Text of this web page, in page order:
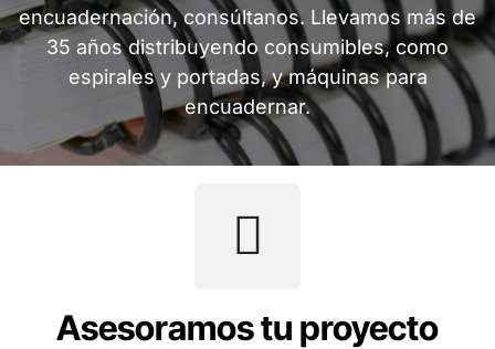
encuadernación, consúltanos. Llevamos más de
35 años distribuyendo consumibles, como
espirales y portadas, y máquinas para
encuadernar.
Asesoramos tu proyecto